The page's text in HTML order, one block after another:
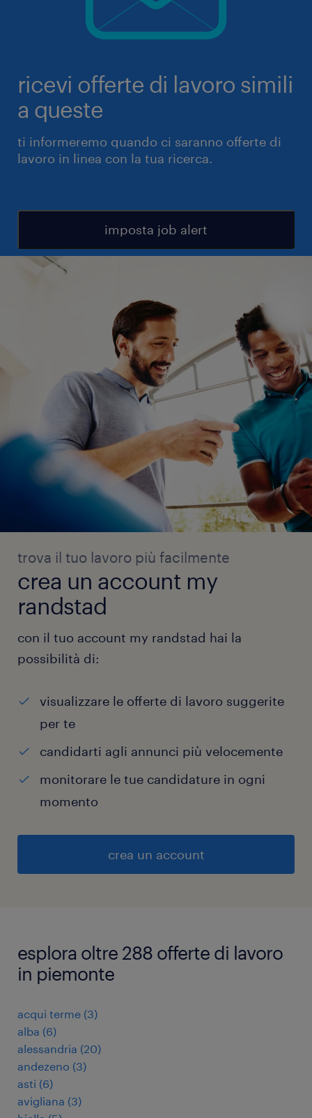
ricevi offerte di lavoro simili
a queste
ti informeremo quando ci saranno offerte di
lavoro in linea con la tua ricerca.
imposta job alert
trova il tuo lavoro più facilmente
crea un account my
randstad
con il tuo account my randstad hai la
possibilità di:
visualizzare le offerte di lavoro suggerite
per te
candidarti agli annunci più velocemente
monitorare le tue candidature in ogni
momento
crea un account
esplora oltre 288 offerte di lavoro
in piemonte
acqui terme (3)
alba (6)
alessandria (20)
andezeno (3)
asti (6)
avigliana (3)